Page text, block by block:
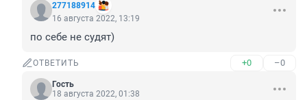
277188914
16 августа 2022, 13:19
по себе не судят)
ОТВЕТИТЬ +0 –0
Гость
18 августа 2022, 01:38